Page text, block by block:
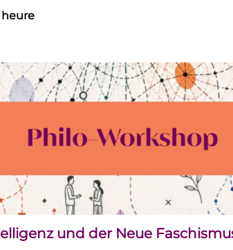
heure
und der Neue